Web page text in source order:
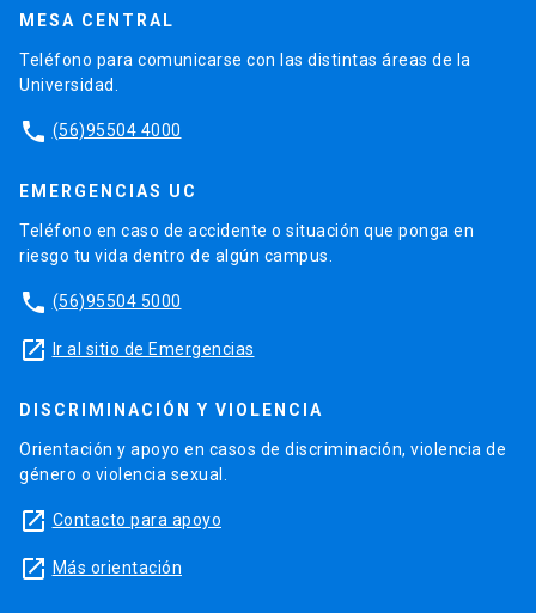
MESA CENTRAL
Teléfono para comunicarse con las distintas áreas de la
Universidad.
phone (56)95504 4000
EMERGENCIAS UC
Teléfono en caso de accidente o situación que ponga en
riesgo tu vida dentro de algún campus.
phone (56)95504 5000
launch Ir al sitio de Emergencias
DISCRIMINACIÓN Y VIOLENCIA
Orientación y apoyo en casos de discriminación, violencia de
género o violencia sexual.
launch Contacto para apoyo
launch Más orientación